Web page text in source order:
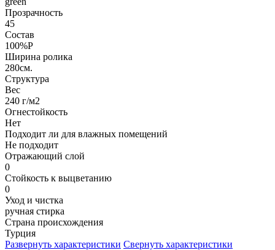
Прозрачность
45
Состав
100%P
Ширина ролика
280см.
Структура
Вес
240 г/м2
Огнестойкость
Нет
Подходит ли для влажных помещений
Не подходит
Отражающий слой
0
Стойкость к выцветанию
0
Уход и чистка
ручная стирка
Страна происхождения
Турция
Развернуть характеристики Свернуть характеристики